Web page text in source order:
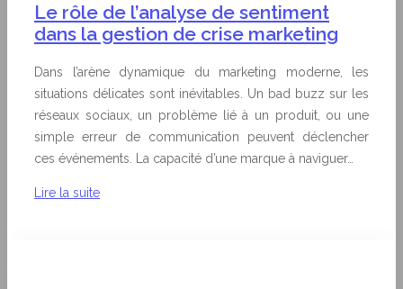
Le rôle de l’analyse de sentiment
dans la gestion de crise marketing
Dans l’arène dynamique du marketing moderne, les
situations délicates sont inévitables. Un bad buzz sur les
réseaux sociaux, un problème lié à un produit, ou une
simple erreur de communication peuvent déclencher
ces événements. La capacité d’une marque à naviguer…
Lire la suite